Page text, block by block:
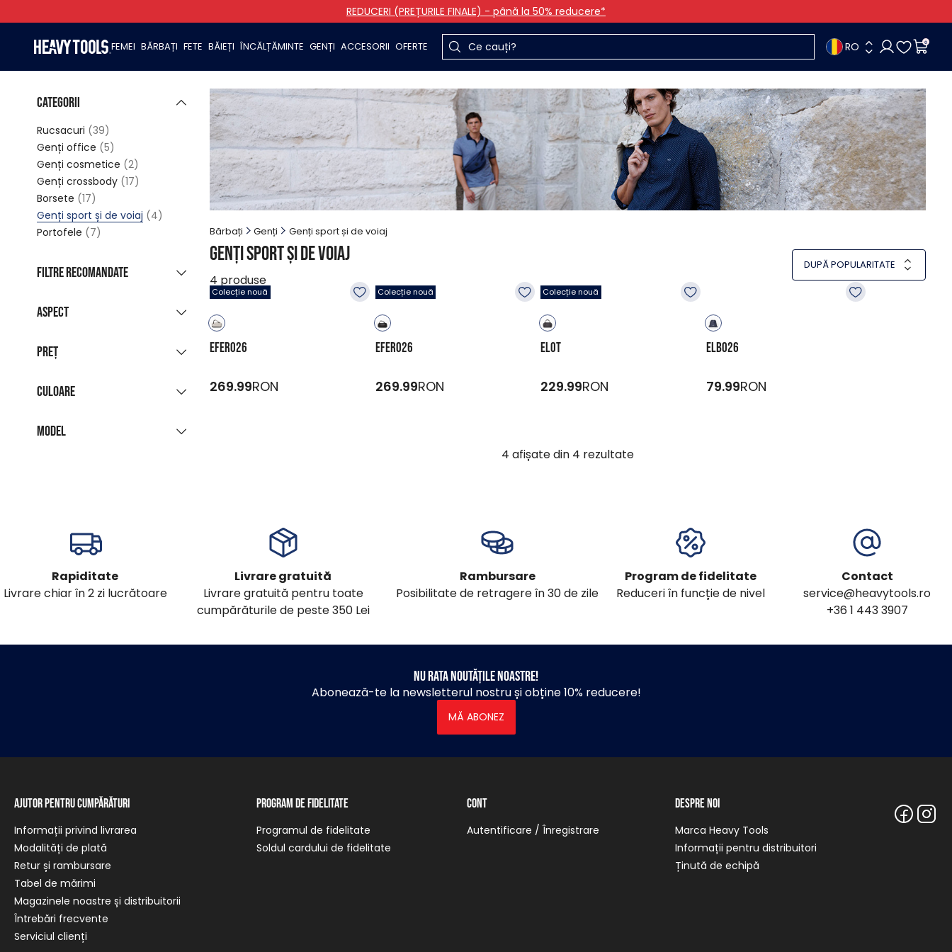
REDUCERI (PREȚURILE FINALE) - până la 50% reducere*
FEMEI BĂRBAȚI FETE BĂIEȚI ÎNCĂLȚĂMINTE GENȚI ACCESORII OFERTE RO 0
Bărbați Genți Genți sport și de voiaj
Genți sport și de voiaj
4 produse
DUPĂ POPULARITATE
Colecție nouă
EFERO26
269.99RON
Colecție nouă
EFERO26
269.99RON
Colecție nouă
ELOT
229.99RON
ELBO26
79.99RON
4 afișate din 4 rezultate
Categorii
Rucsacuri (39)
Genți office (5)
Genți cosmetice (2)
Genți crossbody (17)
Borsete (17)
Genți sport și de voiaj (4)
Portofele (7)
Filtre recomandate
Ultimele bucăți
Aspect
Preț
Culoare
gri
Model
Rapiditate
Livrare chiar în 2 zi lucrătoare
Livrare gratuită
Livrare gratuită pentru toate
cumpărăturile de peste 350 Lei
Rambursare
Posibilitate de retragere în 30 de zile
Program de fidelitate
Reduceri în funcție de nivel
Contact
service@heavytools.ro
+36 1 443 3907
Nu rata noutățile noastre!
Abonează-te la newsletterul nostru și obține 10% reducere!
MĂ ABONEZ
Ajutor pentru cumpărături
Informații privind livrarea
Modalități de plată
Retur și rambursare
Tabel de mărimi
Magazinele noastre și distribuitorii
Întrebări frecvente
Serviciul clienți
Program de fidelitate
Programul de fidelitate
Soldul cardului de fidelitate
Cont
Autentificare / Înregistrare
Despre noi
Marca Heavy Tools
Informații pentru distribuitori
Ținută de echipă